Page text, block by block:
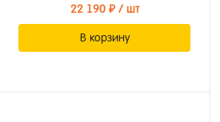
22 190 ₽/ шт
В корзину